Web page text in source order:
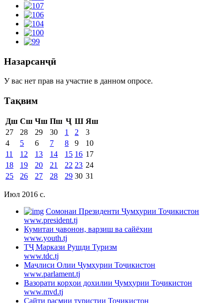
Назарсанҷӣ
У вас нет прав на участие в данном опросе.
Тақвим
Дш Сш Чш Пш Ҷ Ш Яш
27
28 29 30 1 2
3
4
5 6 7 8 9
10
11
12 13 14 15 16 17
18
19 20 21 22 23 24
25
26 27 28 29 30 31
Июл 2016 c.
Cомонаи Президенти Ҷумҳурии Тоҷикистон
www.president.tj
Кумитаи ҷавонон, варзиш ва сайёҳии
www.youth.tj
ТҶ Маркази Рушди Туризм
www.tdc.tj
Маҷлиси Олии Ҷумҳурии Тоҷикистон
www.parlament.tj
Вазорати корҳои дохилии Ҷумҳурии Тоҷикистон
www.mvd.tj
Сайти расмии туристии Тоҷикистон